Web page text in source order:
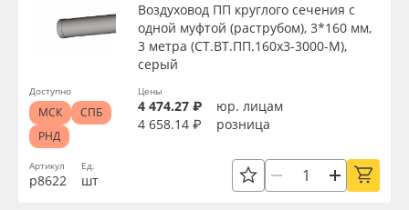
Артикул
р8622
Воздуховод ПП круглого сечения с
одной муфтой (раструбом), 3*160 мм,
3 метра (СТ.ВТ.ПП.160х3-3000-М),
серый
Ед.
шт
Цены
4 474.27 ₽
юр. лицам
4 658.14 ₽
розница
Доступно
МСК
СПБ
РНД